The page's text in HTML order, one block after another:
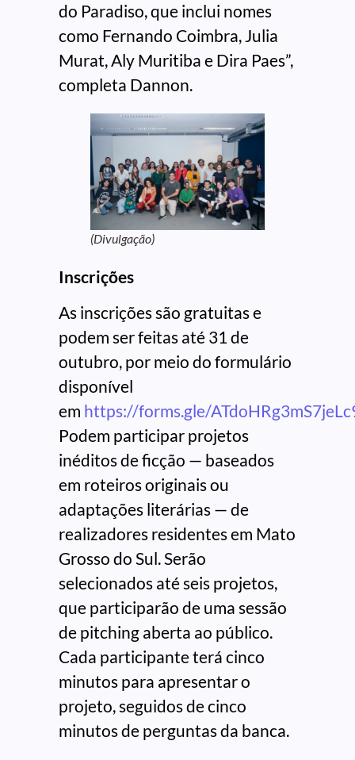
do Paradiso, que inclui nomes
como Fernando Coimbra, Julia
Murat, Aly Muritiba e Dira Paes”,
completa Dannon.
(Divulgação)
Inscrições
As inscrições são gratuitas e
podem ser feitas até 31 de
outubro, por meio do formulário
disponível
em https://forms.gle/
Podem participar projetos
inéditos de ficção — baseados
em roteiros originais ou
adaptações literárias — de
realizadores residentes em Mato
Grosso do Sul. Serão
selecionados até seis projetos,
que participarão de uma sessão
de pitching aberta ao público.
Cada participante terá cinco
minutos para apresentar o
projeto, seguidos de cinco
minutos de perguntas da banca.